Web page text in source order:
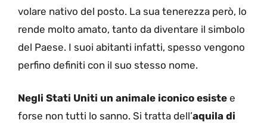
volare nativo del posto. La sua tenerezza però, lo
rende molto amato, tanto da diventare il simbolo
del Paese. I suoi abitanti infatti, spesso vengono
perfino definiti con il suo stesso nome.
Negli Stati Uniti un animale iconico esiste e
forse non tutti lo sanno. Si tratta dell’aquila di